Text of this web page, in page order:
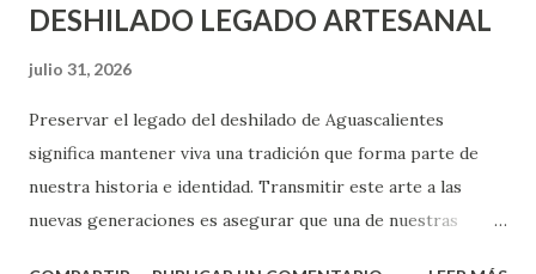
DESHILADO LEGADO ARTESANAL
julio 31, 2026
Preservar el legado del deshilado de Aguascalientes
significa mantener viva una tradición que forma parte de
nuestra historia e identidad. Transmitir este arte a las
nuevas generaciones es asegurar que una de nuestras